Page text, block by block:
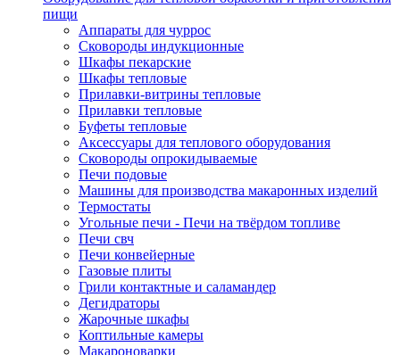
пищи
Аппараты для чуррос
Сковороды индукционные
Шкафы пекарские
Шкафы тепловые
Прилавки-витрины тепловые
Прилавки тепловые
Буфеты тепловые
Аксессуары для теплового оборудования
Сковороды опрокидываемые
Печи подовые
Машины для производства макаронных изделий
Термостаты
Угольные печи - Печи на твёрдом топливе
Печи свч
Печи конвейерные
Газовые плиты
Грили контактные и саламандер
Дегидраторы
Жарочные шкафы
Коптильные камеры
Макароноварки